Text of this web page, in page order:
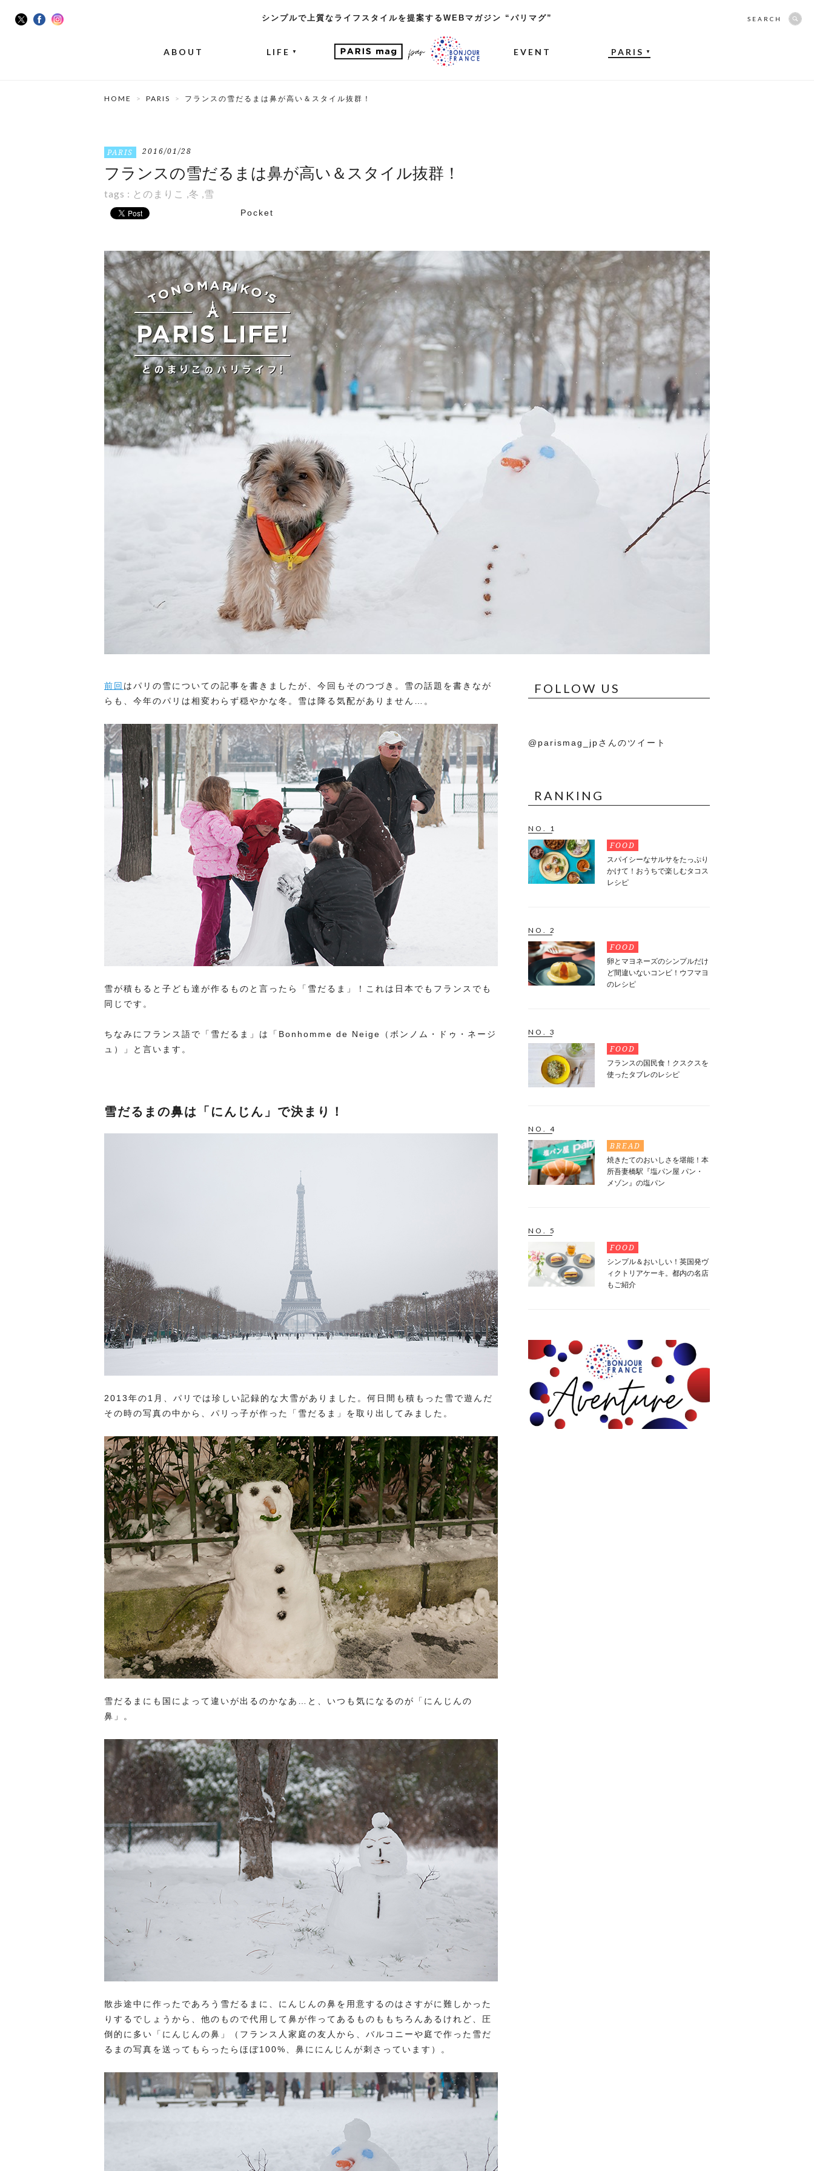
シンプルで上質なライフスタイルを提案するWEBマガジン “パリマグ”
ABOUT LIFE ▼ EVENT PARIS ▼
SEARCH
HOME PARIS フランスの雪だるまは鼻が高い＆スタイル抜群！
PARIS 2016/01/28
フランスの雪だるまは鼻が高い＆スタイル抜群！
tags : とのまりこ ,冬 ,雪
Pocket
前回 はパリの雪についての記事を書きましたが、今回もそのつづき。雪の話題を書きなが
らも、今年のパリは相変わらず穏やかな冬。雪は降る気配がありません…。
雪が積もると子ども達が作るものと言ったら「雪だるま」！これは日本でもフランスでも
同じです。
ちなみにフランス語で「雪だるま」は「Bonhomme de Neige（ボンノム・ドゥ・ネージ
ュ）」と言います。
雪だるまの鼻は「にんじん」で決まり！
2013年の1月、パリでは珍しい記録的な大雪がありました。何日間も積もった雪で遊んだ
その時の写真の中から、パリっ子が作った「雪だるま」を取り出してみました。
雪だるまにも国によって違いが出るのかなあ…と、いつも気になるのが「にんじんの
鼻」。
散歩途中に作ったであろう雪だるまに、にんじんの鼻を用意するのはさすがに難しかった
りするでしょうから、他のもので代用して鼻が作ってあるものももちろんあるけれど、圧
倒的に多い「にんじんの鼻」（フランス人家庭の友人から、バルコニーや庭で作った雪だ
るまの写真を送ってもらったらほぼ100%、鼻ににんじんが刺さっています）。
FOLLOW US
@parismag_jpさんのツイート
RANKING
NO. 1
FOOD
スパイシーなサルサをたっぷり
かけて！おうちで楽しむタコス
レシピ
NO. 2
FOOD
卵とマヨネーズのシンプルだけ
ど間違いないコンビ！ウフマヨ
のレシピ
NO. 3
FOOD
フランスの国民食！クスクスを
使ったタブレのレシピ
NO. 4
BREAD
焼きたてのおいしさを堪能！本
所吾妻橋駅『塩パン屋 パン・
メゾン』の塩パン
NO. 5
FOOD
シンプル＆おいしい！英国発ヴ
ィクトリアケーキ。都内の名店
もご紹介